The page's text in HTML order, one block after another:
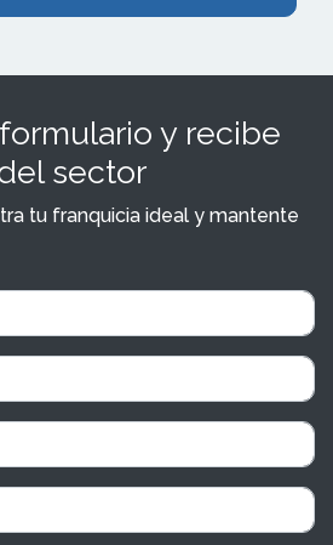
y recibe
sector
tu franquicia ideal y mantente